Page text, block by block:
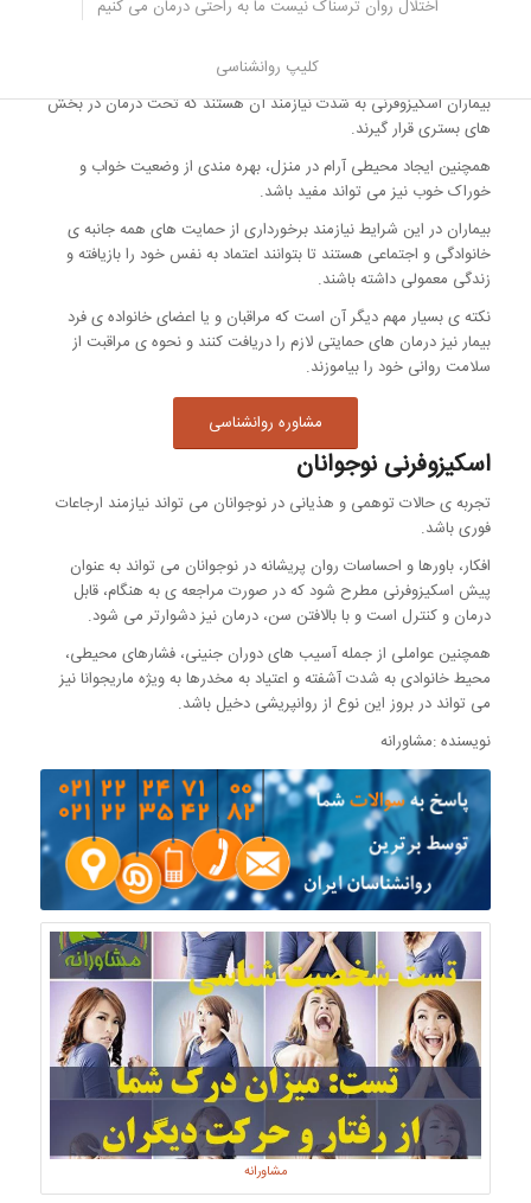
اختلال روان ترسناک نیست ما به راحتی درمان می کنیم
کلیپ روانشناسی
ممکن است بیمار در اثر توهمات شنیداری دست به فعالیت هایی مانند
بیماران اسکیزوفرنی به شدت نیازمند آن هستند که تحت درمان در بخش
های بستری قرار گیرند.
همچنین ایجاد محیطی آرام در منزل، بهره مندی از وضعیت خواب و
خوراک خوب نیز می تواند مفید باشد.
بیماران در این شرایط نیازمند برخورداری از حمایت های همه جانبه ی
خانوادگی و اجتماعی هستند تا بتوانند اعتماد به نفس خود را بازیافته و
زندگی معمولی داشته باشند.
نکته ی بسیار مهم دیگر آن است که مراقبان و یا اعضای خانواده ی فرد
بیمار نیز درمان های حمایتی لازم را دریافت کنند و نحوه ی مراقبت از
سلامت روانی خود را بیاموزند.
مشاوره روانشناسی
اسکیزوفرنی نوجوانان
تجربه ی حالات توهمی و هذیانی در نوجوانان می تواند نیازمند ارجاعات
فوری باشد.
افکار، باورها و احساسات روان پریشانه در نوجوانان می تواند به عنوان
پیش اسکیزوفرنی مطرح شود که در صورت مراجعه ی به هنگام، قابل
درمان و کنترل است و با بالافتن سن، درمان نیز دشوارتر می شود.
همچنین عواملی از جمله آسیب های دوران جنینی، فشارهای محیطی،
محیط خانوادی به شدت آشفته و اعتیاد به مخدرها به ویژه ماریجوانا نیز
می تواند در بروز این نوع از روانپریشی دخیل باشد.
نویسنده :مشاورانه
مشاورانه